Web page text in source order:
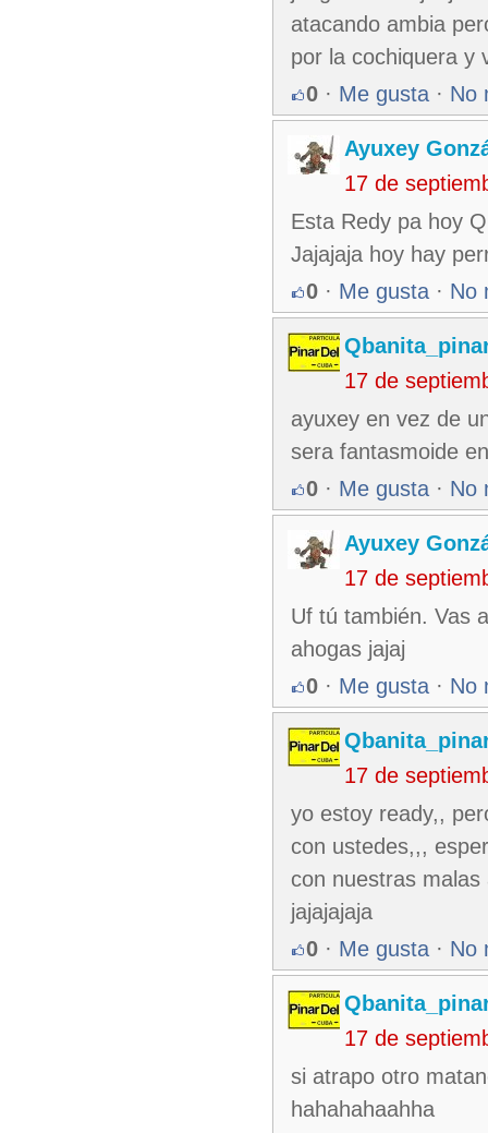
atacando ambia
por la cochiquera y
0 · Me gusta · No
Ayuxey
17 de
Esta Redy pa hoy
Jajajaja hoy hay
0 · Me gusta · No
17 de
ayuxey en vez de
sera fantasmoide
0 · Me gusta · No
Ayuxey
17 de
Uf tú también. Vas
ahogas jajaj
0 · Me gusta · No
17 de
yo estoy ready,,
con ustedes,,,
con nuestras
jajajajaja
0 · Me gusta · No
17 de
si atrapo otro
hahahahaahha